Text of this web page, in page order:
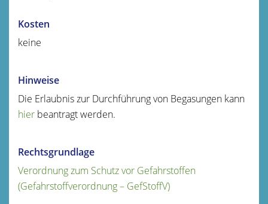
Kosten
keine
Hinweise
Die Erlaubnis zur Durchführung von Begasungen kann
hier beantragt werden.
Rechtsgrundlage
Verordnung zum Schutz vor Gefahrstoffen
(Gefahrstoffverordnung – GefStoffV)